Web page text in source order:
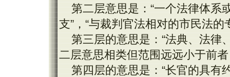
第二层意思是：“一个法律体系
支”，“与裁判官法相对的市民法的
第三层的意思是：“法典、法律
二层意思相类但范围远远小于前者
第四层的意思是：“长官的具有